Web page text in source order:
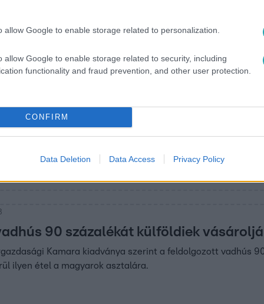
allow Google to enable storage related to personalization.
allow Google to enable storage related to security, including
functionality and fraud prevention, and other user protection.
CONFIRM
Data Deletion Data Access Privacy Policy
megelőzve a kőolajat
rekordot ért el a kokaintermelés.
vetettek ki,
a rizs
90 százalékát külföldiek
Kamara kiadványa szerint a feldolgozott vadhús
ilyen étel a magyarok asztalára.